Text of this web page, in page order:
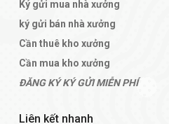
Ký gửi mua nhà xưởng
ký gửi bán nhà xưởng
Cần thuê kho xưởng
Cần mua kho xưởng
ĐĂNG KÝ KÝ GỬI MIỄN PHÍ
Liên kết nhanh